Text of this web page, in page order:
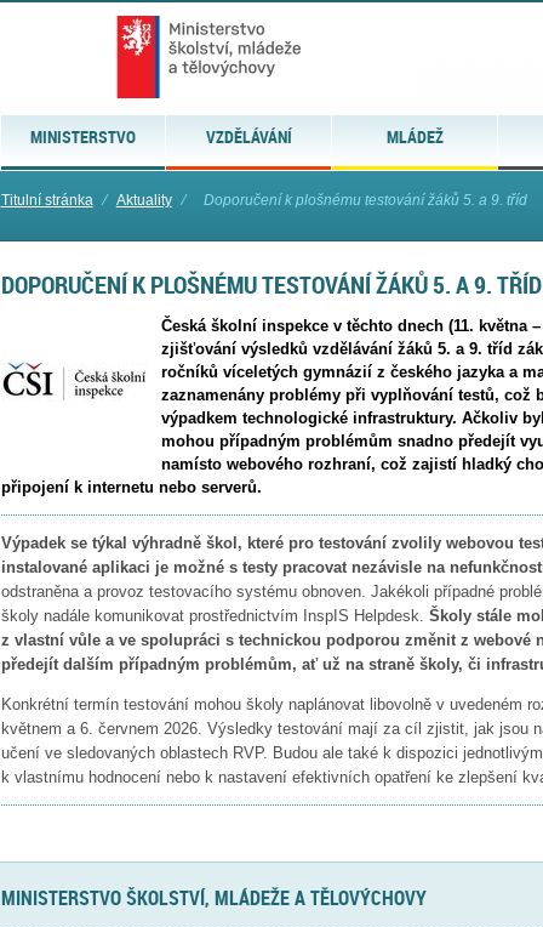
MINISTERSTVO VZDĚLÁVÁNÍ MLÁDEŽ
Titulní stránka ⁄ Aktuality ⁄ Doporučení k plošnému testování žáků 5. a 9. tříd
DOPORUČENÍ K PLOŠNÉMU TESTOVÁNÍ ŽÁKŮ 5. A 9. TŘÍD
Česká školní inspekce v těchto dnech (11. května
zjišťování výsledků vzdělávání žáků 5. a 9. tříd
ročníků víceletých gymnázií z českého jazyka a
zaznamenány problémy při vyplňování testů, což
výpadkem technologické infrastruktury. Ačkoliv
mohou případným problémům snadno předejít
namísto webového rozhraní, což zajistí hladký
připojení k internetu nebo serverů.
Výpadek se týkal výhradně škol, které pro testování zvolily webovou
instalované aplikaci je možné s testy pracovat nezávisle na
odstraněna a provoz testovacího systému obnoven. Jakékoli případné
školy nadále komunikovat prostřednictvím InspIS Helpdesk. Školy stále
z vlastní vůle a ve spolupráci s technickou podporou změnit z webové
předejít dalším případným problémům, ať už na straně školy, či
Konkrétní termín testování mohou školy naplánovat libovolně v uvedeném
květnem a 6. červnem 2026. Výsledky testování mají za cíl zjistit, jak jsou
učení ve sledovaných oblastech RVP. Budou ale také k dispozici
k vlastnímu hodnocení nebo k nastavení efektivních opatření ke zlepšení
MINISTERSTVO ŠKOLSTVÍ, MLÁDEŽE A TĚLOVÝCHOVY